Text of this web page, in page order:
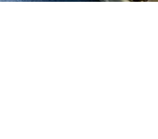
CONCORSI